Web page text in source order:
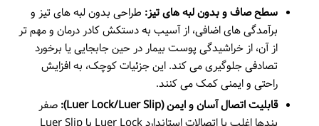
سطح صاف و بدون لبه های تیز: طراحی بدون لبه های تیز و
برآمدگی های اضافی، از آسیب به دستکش کادر درمان و مهم تر
از آن، از خراشیدگی پوست بیمار در حین جابجایی یا برخورد
تصادفی جلوگیری می کند. این جزئیات کوچک، به افزایش
راحتی و ایمنی کمک می کنند.
قابلیت اتصال آسان و ایمن (Luer Lock/Luer Slip):
صفر